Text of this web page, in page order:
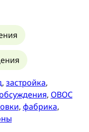
, застройка,
, ОВОС
, фабрика,